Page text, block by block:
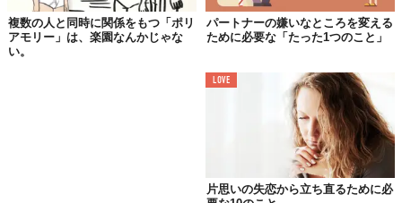
います。
片思いをしている人は、自分が夢中になっているのはその人自身
ではなく、その人に抱いた勝手な妄想であるということに気付か
本当の「片思い」ができる
複数の人と同時に関係をもつ「ポリ
アモリー」は、楽園なんかじゃな
い。
パートナーの嫌いなところを変える
ために必要な「たった1つのこと」
LOVE
片思いの失恋から立ち直るために必